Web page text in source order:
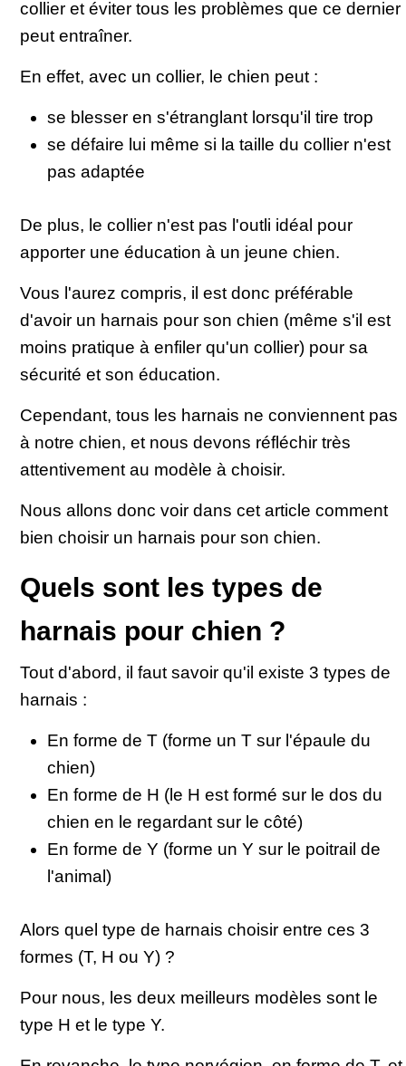
collier et éviter tous les problèmes que ce dernier
peut entraîner.
En effet, avec un collier, le chien peut :
se blesser en s'étranglant lorsqu'il tire trop
se défaire lui même si la taille du collier n'est
pas adaptée
De plus, le collier n'est pas l'outli idéal pour
apporter une éducation à un jeune chien.
Vous l'aurez compris, il est donc préférable
d'avoir un harnais pour son chien (même s'il est
moins pratique à enfiler qu'un collier) pour sa
sécurité et son éducation.
Cependant, tous les harnais ne conviennent pas
à notre chien, et nous devons réfléchir très
attentivement au modèle à choisir.
Nous allons donc voir dans cet article comment
bien choisir un harnais pour son chien.
Quels sont les types de
harnais pour chien ?
Tout d'abord, il faut savoir qu'il existe 3 types de
harnais :
En forme de T (forme un T sur l'épaule du
chien)
En forme de H (le H est formé sur le dos du
chien en le regardant sur le côté)
En forme de Y (forme un Y sur le poitrail de
l'animal)
Alors quel type de harnais choisir entre ces 3
formes (T, H ou Y) ?
Pour nous, les deux meilleurs modèles sont le
type H et le type Y.